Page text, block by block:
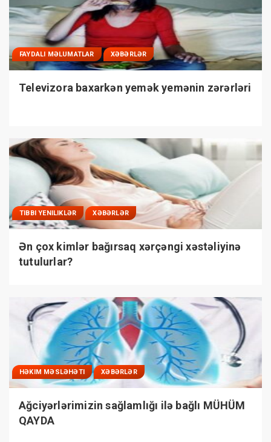
FAYDALI MƏLUMATLAR XƏBƏRLƏR
Televizora baxarkən yemək yemənin zərərləri
TIBBI YENILIKLƏR XƏBƏRLƏR
Ən çox kimlər bağırsaq xərçəngi xəstəliyinə
tutulurlar?
HƏKIM MƏSLƏHƏTI XƏBƏRLƏR
Ağciyərlərimizin sağlamlığı ilə bağlı MÜHÜM
QAYDA